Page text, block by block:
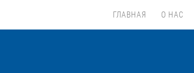
ГЛАВНАЯ О НАС